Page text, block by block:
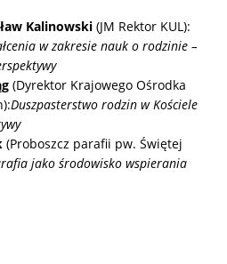
Kalinowski (JM Rektor KUL):
w zakresie nauk o rodzinie –
(Dyrektor Krajowego Ośrodka
Duszpasterstwo rodzin w Kościele
(Proboszcz parafii pw. Świętej
jako środowisko wspierania